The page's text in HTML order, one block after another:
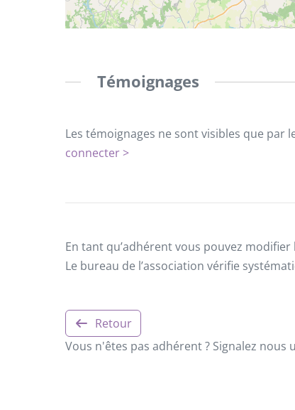
Témoignages
Les témoignages ne sont visibles que par
connecter >
En tant qu’adhérent vous pouvez
Le bureau de l’association vérifie
Retour
Vous n'êtes pas adhérent ? Signalez